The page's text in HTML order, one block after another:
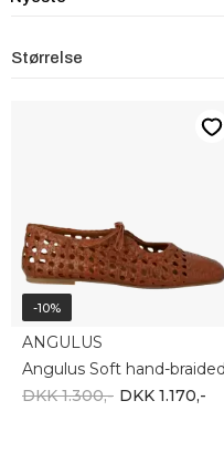
Størrelse
-10%
ANGULUS
DKK 1.300,- DKK 1.170,-